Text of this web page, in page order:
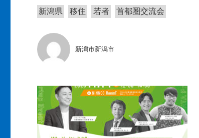
新潟県 移住 若者 首都圏交流会
新潟市新潟市